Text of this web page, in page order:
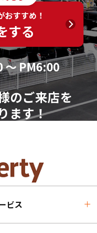
おすすめ！
する
～ PM6:00
のご来店を
ます！
ビス